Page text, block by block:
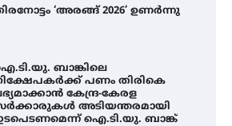
കേന്ദ്ര-കേരള
അടിയന്തരമായി
ഐ.ടി.യു. ബാങ്ക്
സംരക്ഷണ സമിതി
കാറ്റിന് സാധ്യത –
12 വരെ മഴ തുടരും,
ജില്ലയിൽ മഞ്ഞ അലർട്ട്